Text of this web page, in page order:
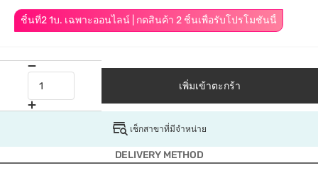
ชิ้นที่2 1บ. เฉพาะออนไลน์ | กดสินค้า 2 ชิ้นเพื่อรับโปรโมชันนี้
เพิ่มเข้าตะกร้า
เช็กสาขาที่มีจำหน่าย
DELIVERY METHOD